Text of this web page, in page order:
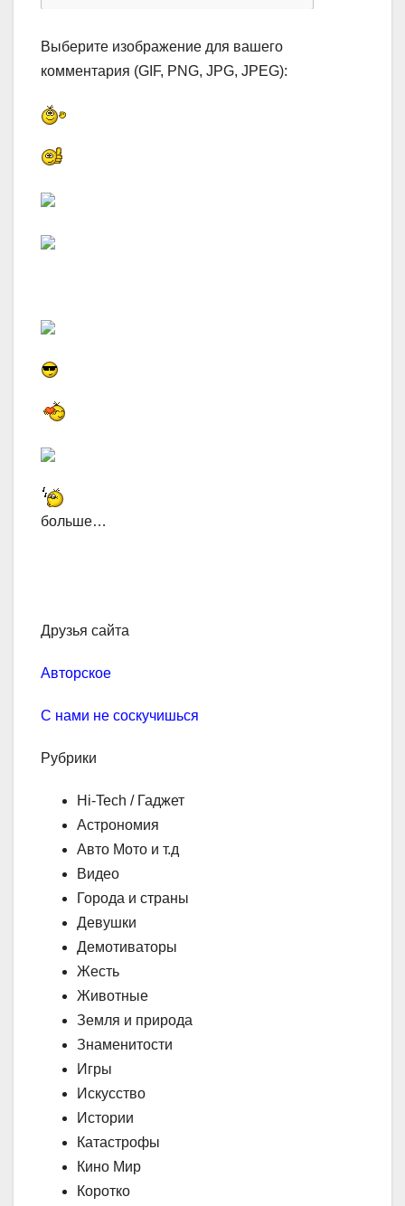
Выберите изображение для вашего
комментария (GIF, PNG, JPG, JPEG):
больше…
Друзья сайта
Авторское
С нами не соскучишься
Рубрики
Hi-Tech / Гаджет
Астрономия
Авто Мото и т.д
Видео
Города и страны
Девушки
Демотиваторы
Жесть
Животные
Земля и природа
Знаменитости
Игры
Искусство
Истории
Катастрофы
Кино Мир
Коротко